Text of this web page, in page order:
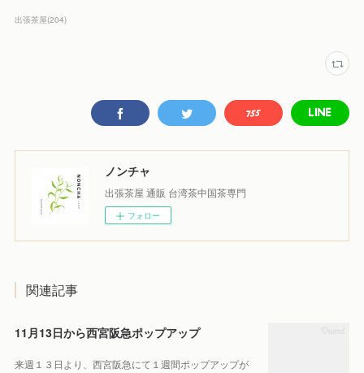
出張茶屋(204)
ノンチャ
出張茶屋 通販 台湾茶中国茶専門
フォロー
関連記事
11月13日から西宮阪急ポップアップ
来週１３日より、西宮阪急にて１週間ポップアップが